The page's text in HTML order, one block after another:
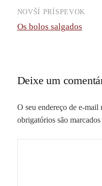
NOVŠÍ PRÍSPEVOK
Os bolos salgados
Deixe um
O seu endereço de e-mail
obrigatórios são